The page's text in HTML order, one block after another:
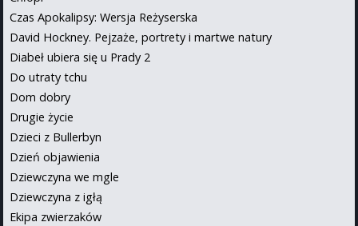
Czas Apokalipsy: Wersja Reżyserska
David Hockney. Pejzaże, portrety i martwe natury
Diabeł ubiera się u Prady 2
Do utraty tchu
Dom dobry
Drugie życie
Dzieci z Bullerbyn
Dzień objawienia
Dziewczyna we mgle
Dziewczyna z igłą
Ekipa zwierzaków